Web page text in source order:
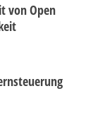
von Open